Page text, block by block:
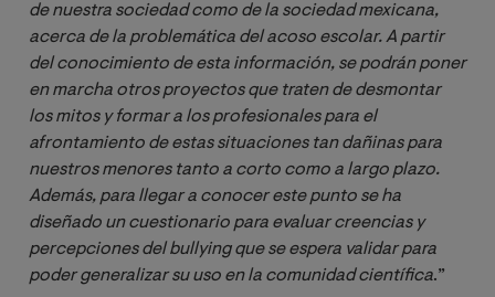
de nuestra sociedad como de la sociedad mexicana,
acerca de la problemática del acoso escolar. A partir
del conocimiento de esta información, se podrán poner
en marcha otros proyectos que traten de desmontar
los mitos y formar a los profesionales para el
afrontamiento de estas situaciones tan dañinas para
nuestros menores tanto a corto como a largo plazo.
Además, para llegar a conocer este punto se ha
diseñado un cuestionario para evaluar creencias y
percepciones del bullying que se espera validar para
poder generalizar su uso en la comunidad científica.”